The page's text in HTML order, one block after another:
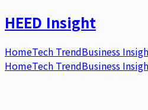
HEED Insight
HomeTech TrendBusiness
HomeTech TrendBusiness